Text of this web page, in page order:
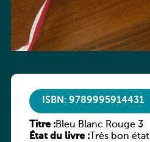
ISBN: 9789995914431
Titre :Bleu Blanc Rouge 3
État du livre :Très bon état